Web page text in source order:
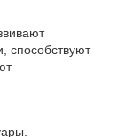
способствуют